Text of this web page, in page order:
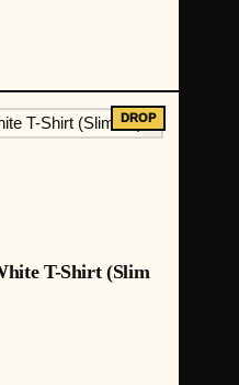
T-Shirt (Slim